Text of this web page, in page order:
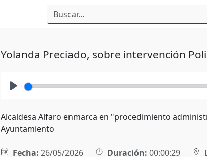
Yolanda Preciado, sobre intervención
Alcaldesa Alfaro enmarca en "procedimiento
Ayuntamiento
Fecha: 26/05/2026 Duración: 00:00:29